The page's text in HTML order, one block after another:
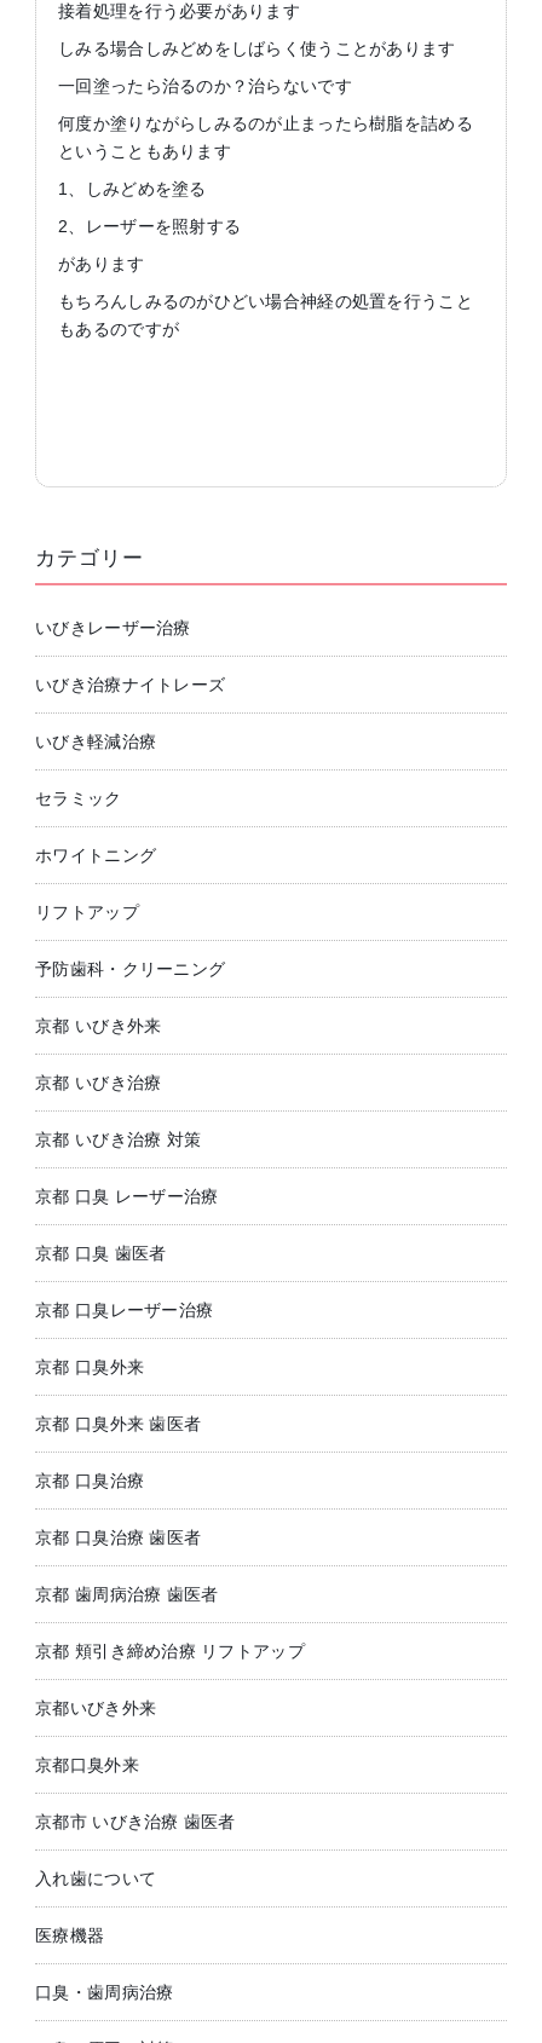
接着処理を行う必要があります
しみる場合しみどめをしばらく使うことがあります
一回塗ったら治るのか？治らないです
何度か塗りながらしみるのが止まったら樹脂を詰める
ということもあります
1、しみどめを塗る
2、レーザーを照射する
があります
もちろんしみるのがひどい場合神経の処置を行うこと
もあるのですが
カテゴリー
いびきレーザー治療
いびき治療ナイトレーズ
いびき軽減治療
セラミック
ホワイトニング
リフトアップ
予防歯科・クリーニング
京都 いびき外来
京都 いびき治療
京都 いびき治療 対策
京都 口臭 レーザー治療
京都 口臭 歯医者
京都 口臭レーザー治療
京都 口臭外来
京都 口臭外来 歯医者
京都 口臭治療
京都 口臭治療 歯医者
京都 歯周病治療 歯医者
京都 頬引き締め治療 リフトアップ
京都いびき外来
京都口臭外来
京都市 いびき治療 歯医者
入れ歯について
医療機器
口臭・歯周病治療